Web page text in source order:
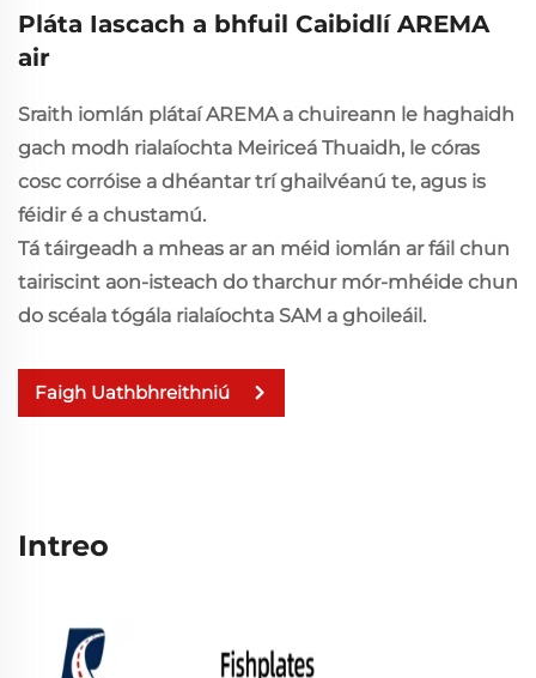
Pláta Iascach a bhfuil Caibidlí AREMA
air
Sraith iomlán plátaí AREMA a chuireann le haghaidh
gach modh rialaíochta Meiriceá Thuaidh, le córas
cosc corróise a dhéantar trí ghailvéanú te, agus is
féidir é a chustamú.
Tá táirgeadh a mheas ar an méid iomlán ar fáil chun
tairiscint aon-isteach do tharchur mór-mhéide chun
do scéala tógála rialaíochta SAM a ghoileáil.
Faigh Uathbhreithniú
Intreo